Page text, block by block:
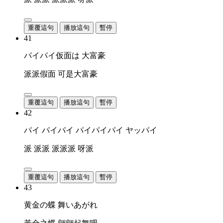
重覆這句 播放這句 暫停
41
パイパイ仮面は 大富豪
派派假面 可是大富豪
重覆這句 播放這句 暫停
42
パイ パイパイ パイパイパイ ヤッパイ
派 派派 派派派 呀派
重覆這句 播放這句 暫停
43
黄金の蝶 舞いあがれ